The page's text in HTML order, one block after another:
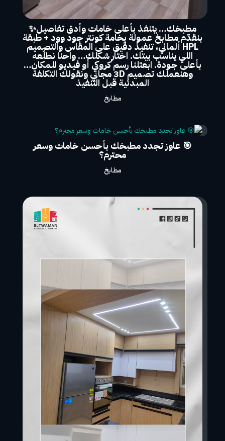
مطبخك… يتنفذ بأعلى خامات وأدق تفاصيل✨
بنقدّم مطابخ عمولة بخامة كونتر جود وود + طبقة
HPL ألماني، تنفيذ دقيق على المقاس والتصميم
اللي يناسب بيتك. اختار شكلك… واحنا نطلّعه
بأعلى جودة. ابعتلنا رسم كروكي أو فيديو للمكان…
وهنعملّك تصميم 3D مجاني ونقولك التكلفة
المبدئية قبل التنفيذ
مطابخ
🎯 عاوز تجدد مطبخك بأحسن خامات وسعر
محترم؟
مطابخ